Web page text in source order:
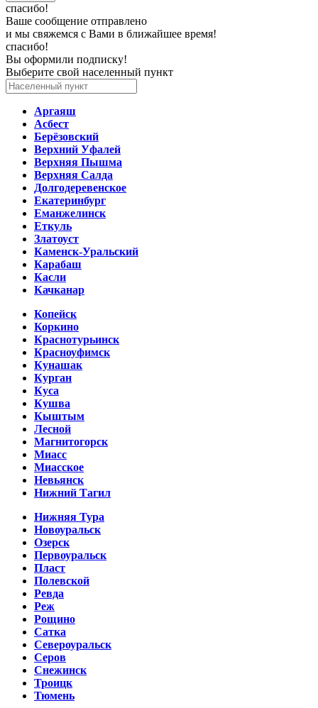
спасибо!
Ваше сообщение отправлено
и мы свяжемся с Вами в ближайшее время!
спасибо!
Вы оформили подписку!
Выберите свой населенный пункт
Аргаяш
Асбест
Берёзовский
Верхний Уфалей
Верхняя Пышма
Верхняя Салда
Долгодеревенское
Екатеринбург
Еманжелинск
Еткуль
Златоуст
Каменск-Уральский
Карабаш
Касли
Качканар
Копейск
Коркино
Краснотурьинск
Красноуфимск
Кунашак
Курган
Куса
Кушва
Кыштым
Лесной
Магнитогорск
Миасс
Миасское
Невьянск
Нижний Тагил
Нижняя Тура
Новоуральск
Озерск
Первоуральск
Пласт
Полевской
Ревда
Реж
Рощино
Сатка
Североуральск
Серов
Снежинск
Троицк
Тюмень